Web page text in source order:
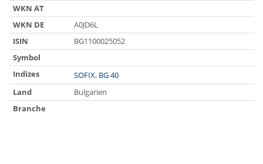
WKN AT
WKN DE
A0JD6L
ISIN
BG1100025052
Symbol
Indizes
SOFIX, BG 40
Land
Bulgarien
Branche